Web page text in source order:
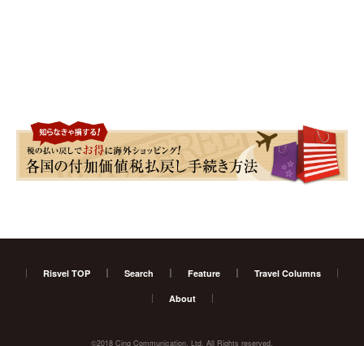
Risvel TOP Search Feature Travel Columns
About
©2018 Cinq Communication, Ltd. All Rights reserved.